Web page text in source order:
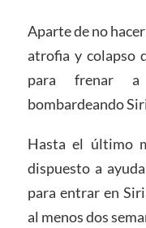
Aparte de no
atrofia y colapso
para frenar
bombardeando
Hasta el último
dispuesto a
para entrar en
al menos dos